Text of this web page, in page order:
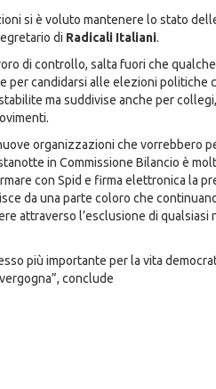
si è voluto mantenere lo stato
di Radicali Italiani.
di controllo, salta fuori che
candidarsi alle elezioni politiche
ma suddivise anche per
organizzazioni che vorrebbero
in Commissione Bilancio è
con Spid e firma elettronica la
da una parte coloro che
attraverso l’esclusione di qualsiasi
più importante per la vita
conclude